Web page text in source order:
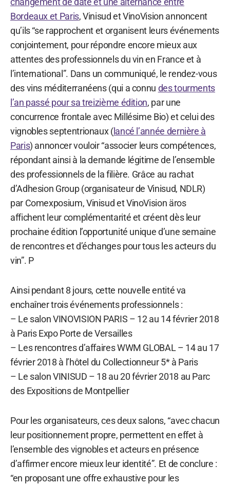
Bordeaux et Paris, Vinisud et VinoVision annoncent
qu’ils “se rapprochent et organisent leurs événements
conjointement, pour répondre encore mieux aux
attentes des professionnels du vin en France et à
l’international”. Dans un communiqué, le rendez-vous
des vins méditerranéens (qui a connu des tourments
l’an passé pour sa treizième édition, par une
concurrence frontale avec Millésime Bio) et celui des
vignobles septentrionaux (lancé l’année dernière à
Paris) annoncer vouloir “associer leurs compétences,
répondant ainsi à la demande légitime de l’ensemble
des professionnels de la filière. Grâce au rachat
d’Adhesion Group (organisateur de Vinisud, NDLR)
par Comexposium, Vinisud et VinoVision äros
affichent leur complémentarité et créent dès leur
prochaine édition l’opportunité unique d’une semaine
de rencontres et d’échanges pour tous les acteurs du
vin”. P
Ainsi pendant 8 jours, cette nouvelle entité va
enchaîner trois événements professionnels :
– Le salon VINOVISION PARIS – 12 au 14 février 2018
à Paris Expo Porte de Versailles
– Les rencontres d’affaires WWM GLOBAL – 14 au 17
février 2018 à l’hôtel du Collectionneur 5* à Paris
– Le salon VINISUD – 18 au 20 février 2018 au Parc
des Expositions de Montpellier
Pour les organisateurs, ces deux salons, “avec chacun
leur positionnement propre, permettent en effet à
l’ensemble des vignobles et acteurs en présence
d’affirmer encore mieux leur identité”. Et de conclure :
“en proposant une offre exhaustive pour les